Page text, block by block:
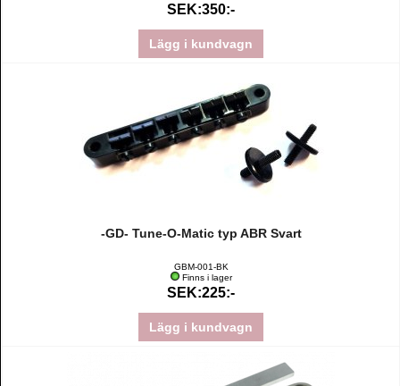
SEK:350:-
Lägg i kundvagn
-GD- Tune-O-Matic typ ABR Svart
GBM-001-BK
Finns i lager
SEK:225:-
Lägg i kundvagn